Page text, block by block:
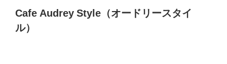
Cafe Audrey Style（オードリースタイ
ル）